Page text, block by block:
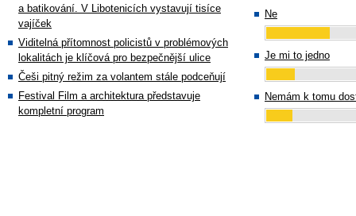
a batikování. V Libotenicích vystavují tisíce
vajíček
Viditelná přítomnost policistů v problémových
lokalitách je klíčová pro bezpečnější ulice
Češi pitný režim za volantem stále podceňují
Festival Film a architektura představuje
kompletní program
Ne
Je mi to jedno
Nemám k tomu